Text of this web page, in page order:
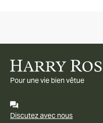
Pour une vie bien vêtue
Discutez avec nous